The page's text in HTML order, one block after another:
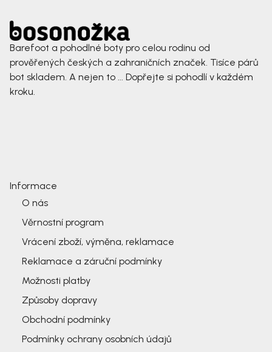
Barefoot a pohodlné boty pro celou rodinu od
prověřených českých a zahraničních značek. Tisíce párů
bot skladem. A nejen to ... Dopřejte si pohodlí v každém
kroku.
Informace
O nás
Věrnostní program
Vrácení zboží, výměna, reklamace
Reklamace a záruční podmínky
Možnosti platby
Způsoby dopravy
Obchodní podmínky
Podmínky ochrany osobních údajů